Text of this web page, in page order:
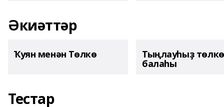
Әкиәттәр
Ҡуян менән Төлкө Тыңлауһыҙ төлкө
балаһы
Тестар